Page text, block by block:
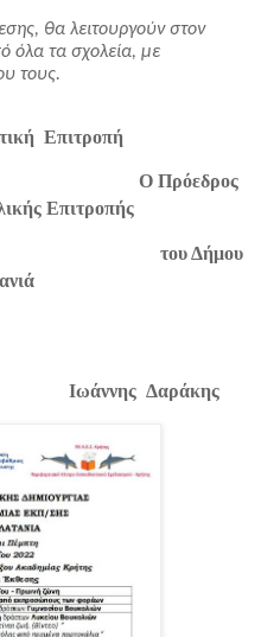
θα λειτουργούν στον
όλα τα σχολεία, με
τους.
Επιτροπή
Ο Πρόεδρος
Επιτροπής
του Δήμου